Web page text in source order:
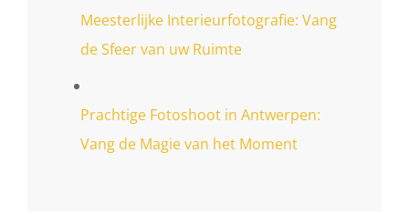
Meesterlijke Interieurfotografie: Vang
de Sfeer van uw Ruimte
Prachtige Fotoshoot in Antwerpen:
Vang de Magie van het Moment